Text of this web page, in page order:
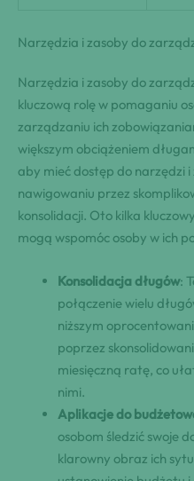
Narzędzia i zasoby do
Narzędzia i zasoby do
kluczową rolę w pomaganiu
zarządzaniu ich
większym obciążeniem
aby mieć dostęp do narzędzi
nawigowaniu przez
konsolidacji. Oto kilka
mogą wspomóc osoby w ich
Konsolidacja długów:
połączenie wielu
niższym
poprzez
miesięczną ratę, co
nimi.
Aplikacje do
osobom śledzić swoje
klarowny obraz ich